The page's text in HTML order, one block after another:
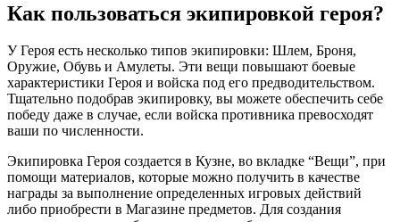
Как пользоваться экипировкой героя?
У Героя есть несколько типов экипировки: Шлем, Броня,
Оружие, Обувь и Амулеты. Эти вещи повышают боевые
характеристики Героя и войска под его предводительством.
Тщательно подобрав экипировку, вы можете обеспечить себе
победу даже в случае, если войска противника превосходят
ваши по численности.
Экипировка Героя создается в Кузне, во вкладке “Вещи”, при
помощи материалов, которые можно получить в качестве
награды за выполнение определенных игровых действий
либо приобрести в Магазине предметов. Для создания